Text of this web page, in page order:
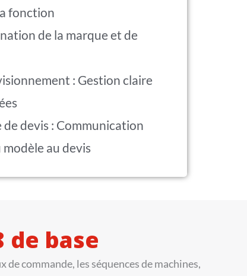
fonction
de la marque et de
: Gestion claire
de devis : Communication
au devis
de base
commande, les séquences de machines,